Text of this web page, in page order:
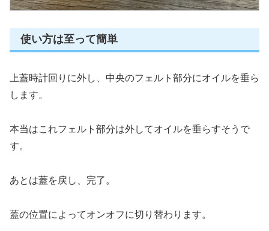
使い方は至って簡単
上蓋時計回りに外し、中央のフェルト部分にオイルを垂ら
します。
本当はこれフェルト部分は外してオイルを垂らすそうで
す。
あとは蓋を戻し、完了。
蓋の位置によってオンオフに切り替わります。